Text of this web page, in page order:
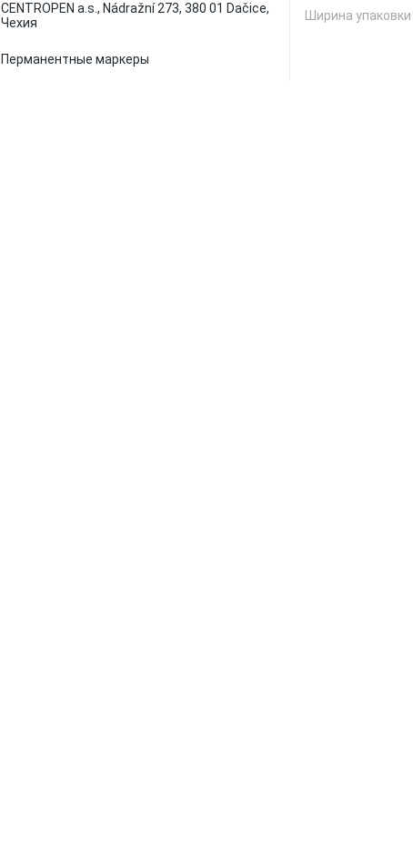
CENTROPEN a.s., Nádražní 273, 380 01 Dačice,
Чехия
Перманентные маркеры
Ширина упаковки